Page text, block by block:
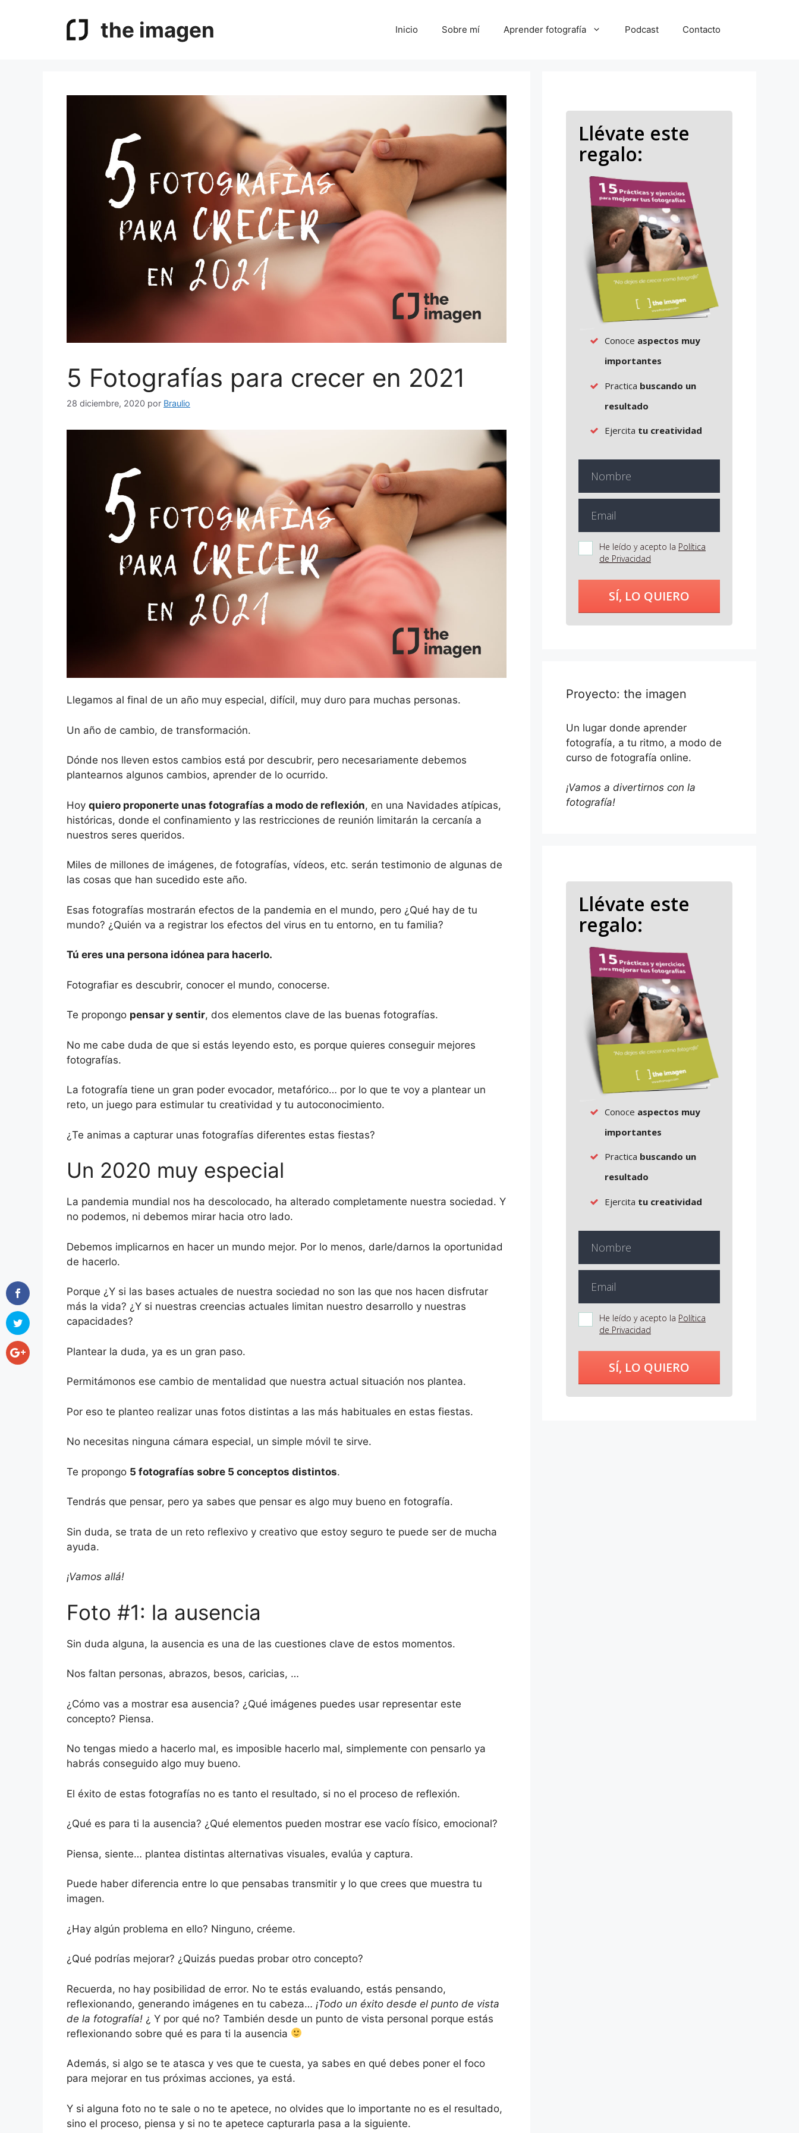
the imagen Inicio Sobre mí Aprender fotografía Podcast Contacto
5 Fotografías para crecer en 2021
28 diciembre, 2020 por Braulio
Llegamos al final de un año muy especial, difícil, muy duro para muchas personas.
Un año de cambio, de transformación.
Dónde nos lleven estos cambios está por descubrir, pero necesariamente debemos
plantearnos algunos cambios, aprender de lo ocurrido.
Hoy quiero proponerte unas fotografías a modo de reflexión, en una Navidades atípicas,
históricas, donde el confinamiento y las restricciones de reunión limitarán la cercanía a
nuestros seres queridos.
Miles de millones de imágenes, de fotografías, vídeos, etc. serán testimonio de algunas de
las cosas que han sucedido este año.
Esas fotografías mostrarán efectos de la pandemia en el mundo, pero ¿Qué hay de tu
mundo? ¿Quién va a registrar los efectos del virus en tu entorno, en tu familia?
Tú eres una persona idónea para hacerlo.
Fotografiar es descubrir, conocer el mundo, conocerse.
Te propongo pensar y sentir, dos elementos clave de las buenas fotografías.
No me cabe duda de que si estás leyendo esto, es porque quieres conseguir mejores
fotografías.
La fotografía tiene un gran poder evocador, metafórico… por lo que te voy a plantear un
reto, un juego para estimular tu creatividad y tu autoconocimiento.
¿Te animas a capturar unas fotografías diferentes estas fiestas?
Un 2020 muy especial
La pandemia mundial nos ha descolocado, ha alterado completamente nuestra sociedad. Y
no podemos, ni debemos mirar hacia otro lado.
Debemos implicarnos en hacer un mundo mejor. Por lo menos, darle/darnos la oportunidad
de hacerlo.
Porque ¿Y si las bases actuales de nuestra sociedad no son las que nos hacen disfrutar
más la vida? ¿Y si nuestras creencias actuales limitan nuestro desarrollo y nuestras
capacidades?
Plantear la duda, ya es un gran paso.
Permitámonos ese cambio de mentalidad que nuestra actual situación nos plantea.
Por eso te planteo realizar unas fotos distintas a las más habituales en estas fiestas.
No necesitas ninguna cámara especial, un simple móvil te sirve.
Te propongo 5 fotografías sobre 5 conceptos distintos.
Tendrás que pensar, pero ya sabes que pensar es algo muy bueno en fotografía.
Sin duda, se trata de un reto reflexivo y creativo que estoy seguro te puede ser de mucha
ayuda.
¡Vamos allá!
Foto #1: la ausencia
Sin duda alguna, la ausencia es una de las cuestiones clave de estos momentos.
Nos faltan personas, abrazos, besos, caricias, …
¿Cómo vas a mostrar esa ausencia? ¿Qué imágenes puedes usar representar este
concepto? Piensa.
No tengas miedo a hacerlo mal, es imposible hacerlo mal, simplemente con pensarlo ya
habrás conseguido algo muy bueno.
El éxito de estas fotografías no es tanto el resultado, si no el proceso de reflexión.
¿Qué es para ti la ausencia? ¿Qué elementos pueden mostrar ese vacío físico, emocional?
Piensa, siente… plantea distintas alternativas visuales, evalúa y captura.
Puede haber diferencia entre lo que pensabas transmitir y lo que crees que muestra tu
imagen.
¿Hay algún problema en ello? Ninguno, créeme.
¿Qué podrías mejorar? ¿Quizás puedas probar otro concepto?
Recuerda, no hay posibilidad de error. No te estás evaluando, estás pensando,
reflexionando, generando imágenes en tu cabeza… ¡Todo un éxito desde el punto de vista
de la fotografía! ¿ Y por qué no? También desde un punto de vista personal porque estás
reflexionando sobre qué es para ti la ausencia
Además, si algo se te atasca y ves que te cuesta, ya sabes en qué debes poner el foco
para mejorar en tus próximas acciones, ya está.
Y si alguna foto no te sale o no te apetece, no olvides que lo importante no es el resultado,
sino el proceso, piensa y si no te apetece capturarla pasa a la siguiente.
Llévate este
regalo:
Conoce aspectos muy
importantes
Practica buscando un
resultado
Ejercita tu creatividad
He leído y acepto la Política
de Privacidad
SÍ, LO QUIERO
Proyecto: the imagen
Un lugar donde aprender
fotografía, a tu ritmo, a modo de
curso de fotografía online.
¡Vamos a divertirnos con la
fotografía!
Llévate este
regalo:
Conoce aspectos muy
importantes
Practica buscando un
resultado
Ejercita tu creatividad
He leído y acepto la Política
de Privacidad
SÍ, LO QUIERO